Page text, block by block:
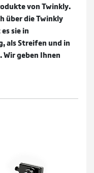
von Twinkly.
über die Twinkly
sie in
als Streifen und in
Wir geben Ihnen